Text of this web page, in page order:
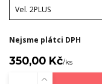
Nejsme plátci DPH
350,00 Kč/ks